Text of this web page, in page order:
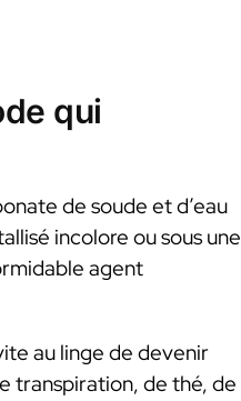
qui
de soude et d’eau
incolore ou sous une
agent
au linge de devenir
transpiration, de thé, de